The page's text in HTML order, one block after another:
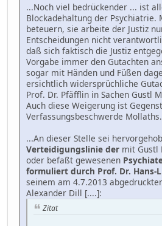
...Noch viel bedrückender ... ist
Blockadehaltung der Psychiatrie.
beteuern, sie arbeite der Justiz
Entscheidungen nicht
daß sich faktisch die Justiz
Vorgabe immer den Gutachten
sogar mit Händen und Füßen
ersichtlich widersprüchliche
Prof. Dr. Pfäfflin in Sachen Gustl
Auch diese Weigerung ist
Verfassungsbeschwerde
...An dieser Stelle sei
Verteidigungslinie der mit Gustl
oder befaßt gewesenen
formuliert durch Prof. Dr. Hans-
seinem am 4.7.2013
Alexander Dill [....]:
Zitat